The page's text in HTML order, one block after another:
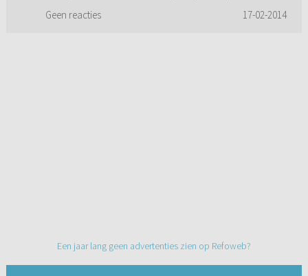
Geen reacties 17-02-2014
Een jaar lang geen advertenties zien op Refoweb?